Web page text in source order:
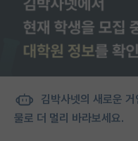
김박사넷의 새로운
물로 더 멀리 바라보세요.